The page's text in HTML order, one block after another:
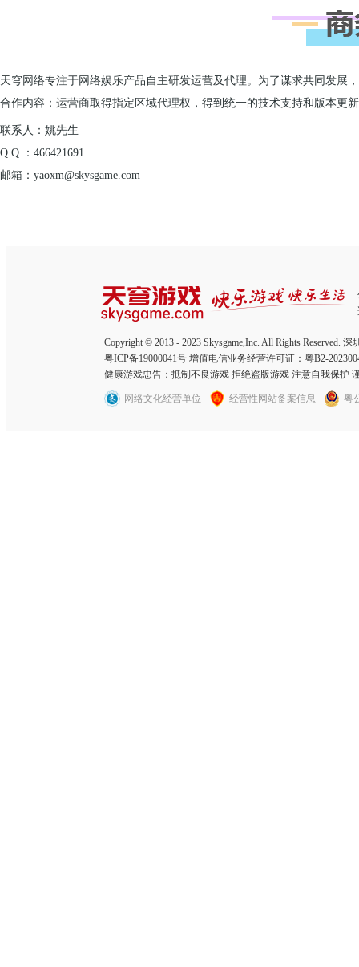
天穹网络专注于网络娱乐产品自主研发运营及代理。为了谋求共同发展
合作内容：运营商取得指定区域代理权，得到统一的技术支持和版本更
联系人：姚先生
Q Q ：466421691
邮箱：yaoxm@skysgame.com